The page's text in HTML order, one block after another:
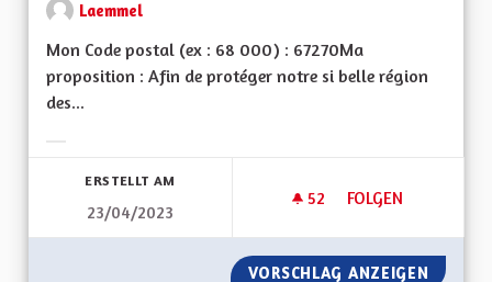
Laemmel
Mon Code postal (ex : 68 000) : 67270Ma
proposition : Afin de protéger notre si belle région
des...
ERSTELLT AM
23/04/2023
52 52 FOLLOWER
FOLGEN
CIRCULER EN TER
VORSCHLAG ANZEIGEN